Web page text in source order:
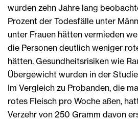
wurden zehn Jahre lang
Prozent der Todesfälle unter
unter Frauen hätten vermieden
die Personen deutlich weniger
hätten. Gesundheitsrisiken wie
Übergewicht wurden in der
Im Vergleich zu Probanden, die
rotes Fleisch pro Woche aßen,
Verzehr von 250 Gramm davon